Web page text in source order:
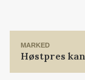
MARKED
Høstpres